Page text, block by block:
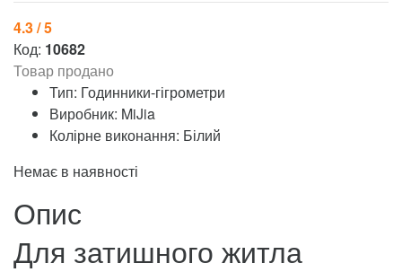
4.3 / 5
Код: 10682
Товар продано
Тип: Годинники-гігрометри
Виробник: MiJia
Колірне виконання: Білий
Немає в наявності
Опис
Для затишного житла